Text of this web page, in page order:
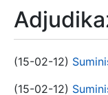
(15-02-12)
(15-02-12)